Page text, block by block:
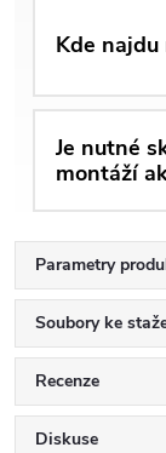
Kde
Je nutné
montáží
Parametry
Soubory ke
Recenze
Diskuse